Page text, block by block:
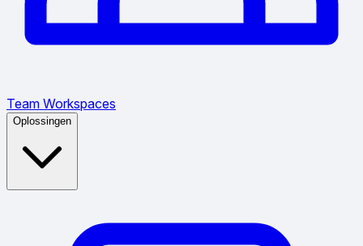
Team Workspaces
Oplossingen